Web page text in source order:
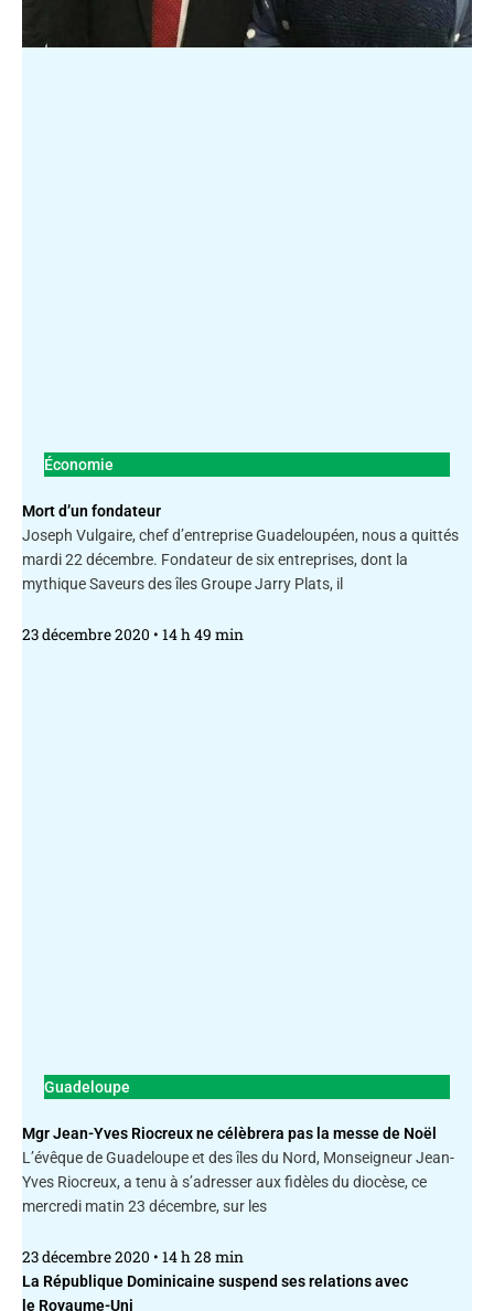
Économie
Mort d’un fondateur
Joseph Vulgaire, chef d’entreprise Guadeloupéen, nous a quittés
mardi 22 décembre. Fondateur de six entreprises, dont la
mythique Saveurs des îles Groupe Jarry Plats, il
23 décembre 2020 14 h 49 min
Guadeloupe
Mgr Jean-Yves Riocreux ne célèbrera pas la messe de Noël
L’évêque de Guadeloupe et des îles du Nord, Monseigneur Jean-
Yves Riocreux, a tenu à s’adresser aux fidèles du diocèse, ce
mercredi matin 23 décembre, sur les
23 décembre 2020 14 h 28 min
La République Dominicaine suspend ses relations avec
le Royaume-Uni